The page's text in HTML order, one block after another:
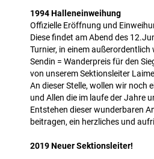
1994 Halleneinweihung
Offizielle Eröffnung und
Diese findet am Abend des
Turnier, in einem
Sendin = Wanderpreis für den
von unserem Sektionsleiter
An dieser Stelle, wollen wir noch
und Allen die im laufe der Jahre
Entstehen dieser wunderbaren
beitragen, ein herzliches und
2019 Neuer Sektionsleiter!